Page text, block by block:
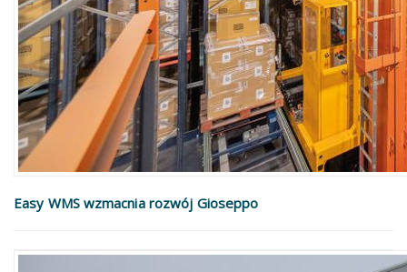
Easy WMS wzmacnia rozwój Gioseppo